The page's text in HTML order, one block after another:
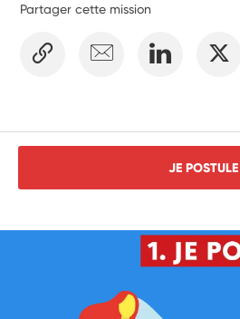
Partager cette mission
JE POSTULE